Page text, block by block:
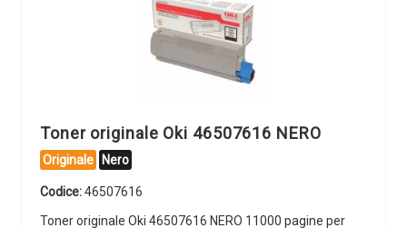
Toner originale Oki 46507616 NERO
Originale Nero
Codice:46507616
Toner originale Oki 46507616 NERO 11000 pagine per